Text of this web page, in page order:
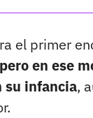
el primer
pero en ese
su infancia,